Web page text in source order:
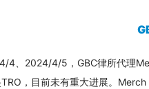
4、2024/4/5，GBC律所代理
，目前未有重大进展。